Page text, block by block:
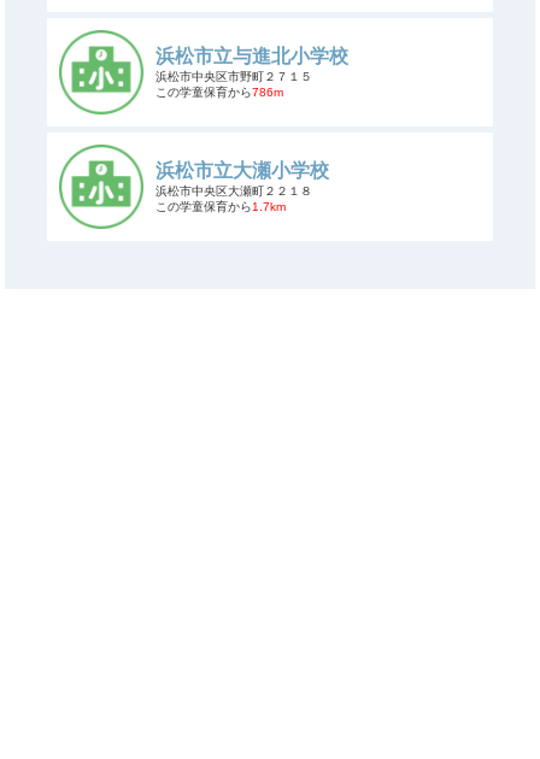
浜松市立与進北小学校
浜松市中央区市野町２７１５
この学童保育から786m
浜松市立大瀬小学校
浜松市中央区大瀬町２２１８
この学童保育から1.7km